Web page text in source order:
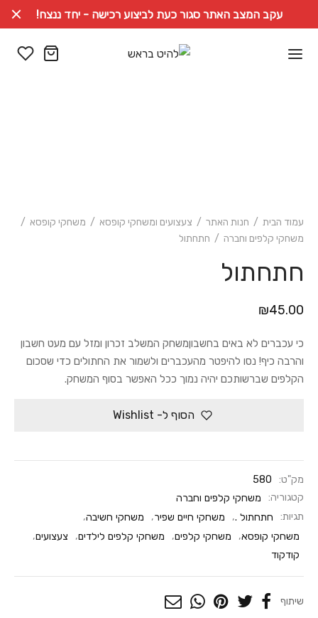
עקב המצב האתר סגור כעת לביצוע רכישה - יחד ננצח!
עמוד הבית / חנות האתר / צעצועים ומשחקי קופסא / משחקי קופסא /
משחקי קלפים וחברה / חתחתול
חתחתול
₪45.00
כי עכברים לא באים בחשבוןמשחק המשלב זכרון ומזל עם מעט חשבון
והרבה כיף! נסו להיפטר מהעכברים ולשמור את החתולים כדי שסכום
הקלפים שברשותכם יהיה נמוך ככל האפשר בסוף המשחק.
הסוף ל- Wishlist
מק"ט:
580
קטגוריה:
משחקי קלפים וחברה
תגיות:
חתחתול ., משחקי חיים שפיר, משחקי חשיבה,
משחקי קופסא, משחקי קלפים, משחקי קלפים לילדים, צעצועים,
קודקוד
שיתוף